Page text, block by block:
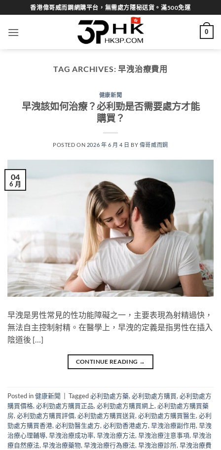
to
content
香港偉哥威而鋼網購平台，無需處方隱秘送貨。滿500免運
0
TAG ARCHIVES:早洩治療費用
健康新聞
早洩該如何治療？必利勁是否需要處方才能
購買？
POSTED ON 2026 年 6 月 4 日 BY 偉哥威而鋼
04
6 月
早洩是男性常見的性功能障礙之一，主要表現為射精過快，
無法自主控制射精。在醫學上，早洩的定義是指男性在插入
陰道後 […]
CONTINUE READING →
Posted in健康新聞 Tagged必利勁處方藥, 必利勁處方購買, 必利勁處方
購買價格, 必利勁處方購買正品, 必利勁處方購買網上, 必利勁處方購買藥
房, 必利勁處方購買評價, 必利勁處方購買送貨, 必利勁處方購買醫生, 必利
勁處方購買香港, 必利勁醫生處方, 必利勁香港處方, 早洩治療副作用, 早洩
治療心理輔導, 早洩治療成功率, 早洩治療方法, 早洩治療注意事項, 早洩治
療自然療法, 早洩治療藥物, 早洩治療行為療法, 早洩治療診所, 早洩治療費